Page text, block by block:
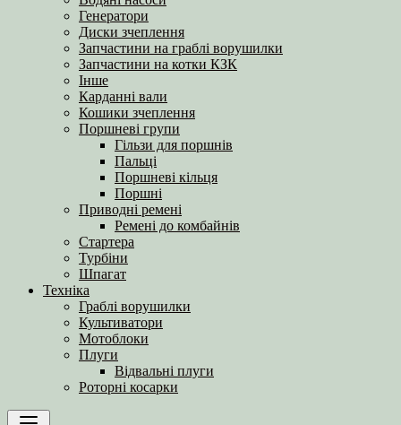
Генератори
Диски зчеплення
Запчастини на граблі ворушилки
Запчастини на котки КЗК
Інше
Карданні вали
Кошики зчеплення
Поршневі групи
Гільзи для поршнів
Пальці
Поршневі кільця
Поршні
Приводні ремені
Ремені до комбайнів
Стартера
Турбіни
Шпагат
Техніка
Граблі ворушилки
Культиватори
Мотоблоки
Плуги
Відвальні плуги
Роторні косарки